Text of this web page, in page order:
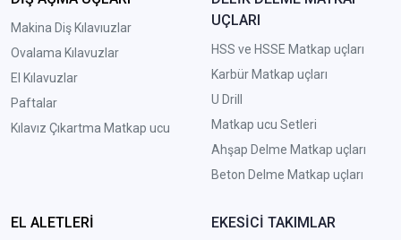
Makina Diş Kılavıuzlar
Ovalama Kılavuzlar
El Kılavuzlar
Paftalar
Kılavız Çıkartma Matkap ucu
UÇLARI
HSS ve HSSE Matkap uçları
Karbür Matkap uçları
U Drill
Matkap ucu Setleri
Ahşap Delme Matkap uçları
Beton Delme Matkap uçları
EL ALETLERİ EKESİCİ TAKIMLAR